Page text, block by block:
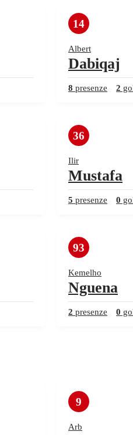
14
Albert
Dabiqaj
8 presenze 2
36
Ilir
Mustafa
5 presenze 0
93
Kemelho
Nguena
2 presenze 0
9
Arb